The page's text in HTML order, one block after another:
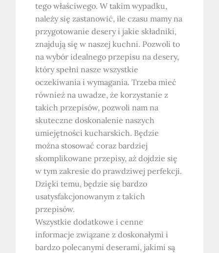
tego właściwego. W takim wypadku,
należy się zastanowić, ile czasu mamy na
przygotowanie desery i jakie składniki,
znajdują się w naszej kuchni. Pozwoli to
na wybór idealnego przepisu na desery,
który spełni nasze wszystkie
oczekiwania i wymagania. Trzeba mieć
również na uwadze, że korzystanie z
takich przepisów, pozwoli nam na
skuteczne doskonalenie naszych
umiejętności kucharskich. Będzie
można stosować coraz bardziej
skomplikowane przepisy, aż dojdzie się
w tym zakresie do prawdziwej perfekcji.
Dzięki temu, będzie się bardzo
usatysfakcjonowanym z takich
przepisów.
Wszystkie dodatkowe i cenne
informacje związane z doskonałymi i
bardzo polecanymi deserami, jakimi są